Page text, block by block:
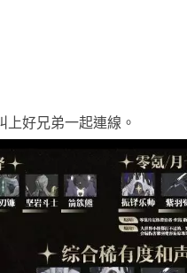
好兄弟一起連線。